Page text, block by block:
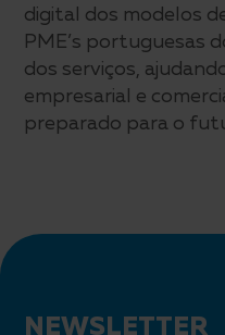
digital dos modelos
PME’s portuguesas
dos serviços,
empresarial e
preparado para o
Newsletter
NEWSLETTER